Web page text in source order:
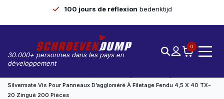
100 jours de réflexion bedenktijd
30.000+ personnes dans les pays en
développement
0
Silvermate Vis Pour Panneaux D’aggloméré À Filetage Fendu 4,5 X 40 TX-
20 Zingué 200 Pièces